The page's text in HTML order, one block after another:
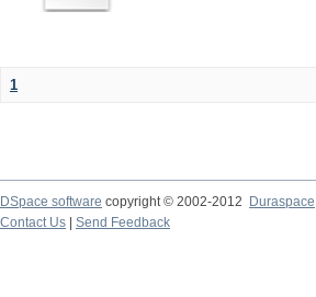
1
DSpace software copyright © 2002-2012
Duraspace
Contact Us
Send Feedback